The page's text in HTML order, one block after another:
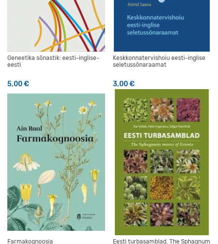
Geneetika sõnastik: eesti-inglise-
eesti
5,00€
Keskkonnatervishoiu eesti-inglise
seletussõnaraamat
3,00€
Farmakognoosia
Eesti turbasamblad. The Sphagnum